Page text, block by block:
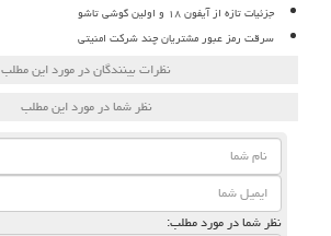
جزئیات تازه از آیفون ۱۸ و اولین گوشی تاشو
سرقت رمز عبور مشتریان چند شرکت امنیتی
نظرات بینندگان در مورد این مطلب
نظر شما در مورد این مطلب
نظر شما در مورد مطلب: